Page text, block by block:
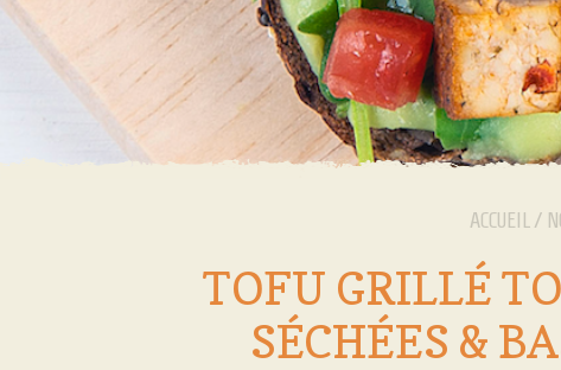
ACCUEIL /
TOFU GRILLÉ
SÉCHÉES &